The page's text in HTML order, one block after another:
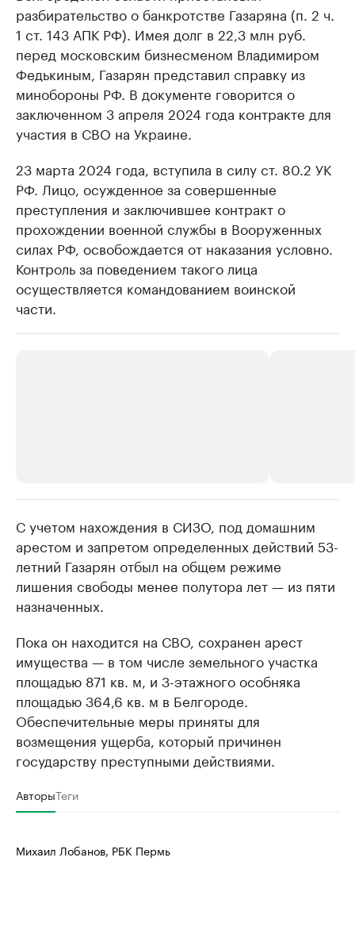
разбирательство о банкротстве Газаряна (п. 2 ч.
1 ст. 143 АПК РФ). Имея долг в 22,3 млн руб.
перед московским бизнесменом Владимиром
Федькиным, Газарян представил справку из
минобороны РФ. В документе говорится о
заключенном 3 апреля 2024 года контракте для
участия в СВО на Украине.
23 марта 2024 года, вступила в силу ст. 80.2 УК
РФ. Лицо, осужденное за совершенные
преступления и заключившее контракт о
прохождении военной службы в Вооруженных
силах РФ, освобождается от наказания условно.
Контроль за поведением такого лица
осуществляется командованием воинской
части.
Крупные организации в
нефтегазовой промышленности
Найдите и проверьте данные в каталоге Посмотрите
С учетом нахождения в СИЗО, под домашним
арестом и запретом определенных действий 53-
летний Газарян отбыл на общем режиме
лишения свободы менее полутора лет — из пяти
назначенных.
Пока он находится на СВО, сохранен арест
имущества — в том числе земельного участка
площадью 871 кв. м, и 3-этажного особняка
площадью 364,6 кв. м в Белгороде.
Обеспечительные меры приняты для
возмещения ущерба, который причинен
государству преступными действиями.
АвторыТеги
Михаил Лобанов, РБК Пермь